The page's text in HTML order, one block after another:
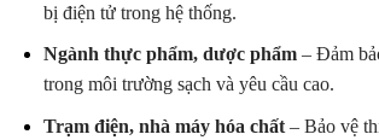
bị điện tử trong hệ thống.
Ngành thực phẩm, dược phẩm– Đảm
trong môi trường sạch và yêu cầu cao.
Trạm điện, nhà máy hóa chất– Bảo vệ